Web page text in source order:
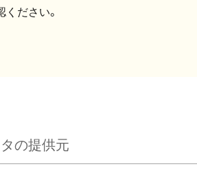
ください。
の提供元